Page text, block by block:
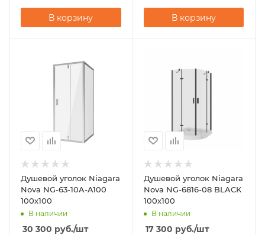
В корзину В корзину
Душевой уголок Niagara
Nova NG-63-10A-A100
100х100
В наличии
30 300 руб./шт
Душевой уголок Niagara
Nova NG-6816-08 BLACK
100х100
В наличии
17 300 руб./шт